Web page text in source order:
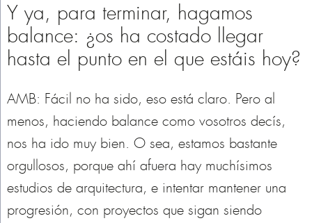
Y ya, para terminar, hagamos
balance: ¿os ha costado llegar
hasta el punto en el que estáis hoy?
AMB: Fácil no ha sido, eso está claro. Pero al
menos, haciendo balance como vosotros decís,
nos ha ido muy bien. O sea, estamos bastante
orgullosos, porque ahí afuera hay muchísimos
estudios de arquitectura, e intentar mantener una
progresión, con proyectos que sigan siendo